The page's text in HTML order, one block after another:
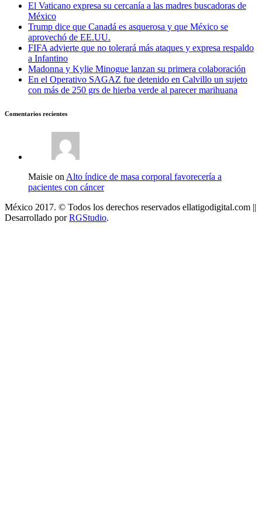
El Vaticano expresa su cercanía a las madres buscadoras de
México
Trump dice que Canadá es asquerosa y que México se
aprovechó de EE.UU.
FIFA advierte que no tolerará más ataques y expresa respaldo
a Infantino
Madonna y Kylie Minogue lanzan su primera colaboración
En el Operativo SAGAZ fue detenido en Calvillo un sujeto
con más de 250 grs de hierba verde al parecer marihuana
Comentarios recientes
Maisie on Alto índice de masa corporal favorecería a
pacientes con cáncer
México 2017. © Todos los derechos reservados ellatigodigital.com ||
Desarrollado porRGStudio.